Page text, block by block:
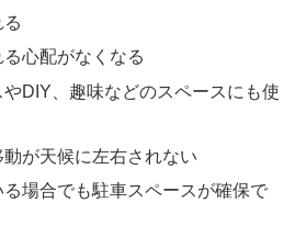
心配がなくなる
DIY、趣味などのスペースにも使
が天候に左右されない
場合でも駐車スペースが確保で